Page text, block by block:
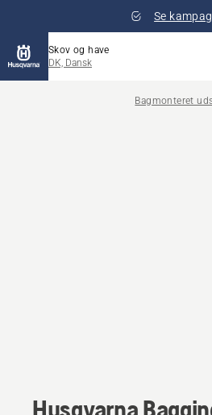
Se
Skov og have
DK, Dansk
Bagmonteret
Husqvarna